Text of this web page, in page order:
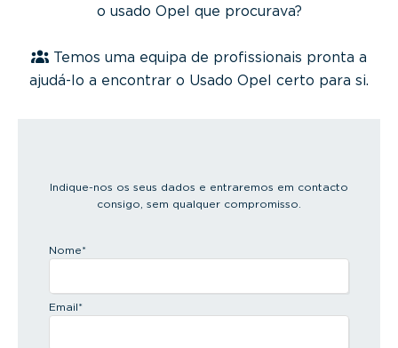
o usado Opel que procurava?
Temos uma equipa de profissionais pronta a
ajudá-lo a encontrar o Usado Opel certo para si.
Indique-nos os seus dados e entraremos em contacto
consigo, sem qualquer compromisso.
Nome*
Email*